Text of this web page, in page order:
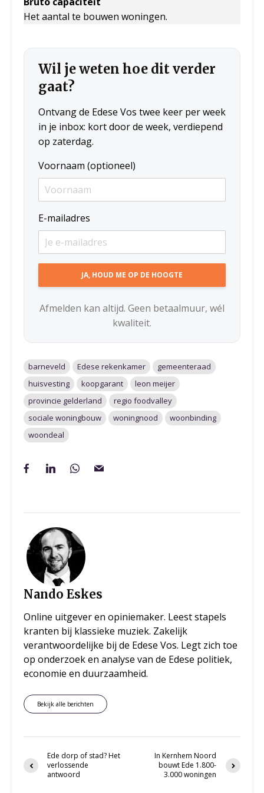
Het aantal te bouwen woningen.
Wil je weten hoe dit verder
gaat?
Ontvang de Edese Vos twee keer per week
in je inbox: kort door de week, verdiepend
op zaterdag.
Voornaam (optioneel)
E-mailadres
Afmelden kan altijd. Geen betaalmuur, wél
kwaliteit.
barneveld Edese rekenkamer
gemeenteraad
huisvesting
koopgarant
leon meijer
provincie gelderland
regio foodvalley
sociale woningbouw
woningnood
woonbinding
woondeal
Nando Eskes
Online uitgever en opiniemaker. Leest stapels
kranten bij klassieke muziek. Zakelijk
verantwoordelijke bij de Edese Vos. Legt zich toe
op onderzoek en analyse van de Edese politiek,
economie en duurzaamheid.
Bekijk alle berichten
Ede dorp of stad? Het
verlossende
antwoord
In Kernhem Noord
bouwt Ede 1.800-
3.000 woningen